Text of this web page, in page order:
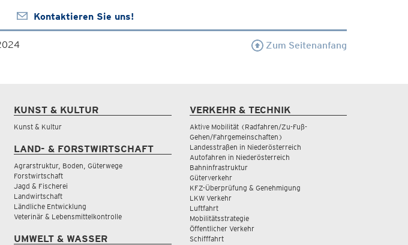
Kontaktieren Sie uns!
Zum Seitenanfang
KUNST & KULTUR
Kunst & Kultur
LAND- & FORSTWIRTSCHAFT
Agrarstruktur, Boden, Güterwege
Forstwirtschaft
Jagd & Fischerei
Landwirtschaft
Ländliche Entwicklung
Veterinär & Lebensmittelkontrolle
UMWELT & WASSER
VERKEHR & TECHNIK
Aktive Mobilität (Radfahren/Zu-Fuß-
Gehen/Fahrgemeinschaften)
Landesstraßen in Niederösterreich
Autofahren in Niederösterreich
Bahninfrastruktur
Güterverkehr
KFZ-Überprüfung & Genehmigung
LKW Verkehr
Luftfahrt
Mobilitätsstrategie
Öffentlicher Verkehr
Schifffahrt